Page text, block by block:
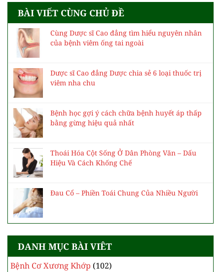
BÀI VIẾT CÙNG CHỦ ĐỀ
Cùng Dược sĩ Cao đẳng tìm hiểu nguyên nhân
của bệnh viêm ống tai ngoài
Dược sĩ Cao đẳng Dược chia sẻ 6 loại thuốc trị
viêm nha chu
Bệnh học gợi ý cách chữa bệnh huyết áp thấp
bằng gừng hiệu quả nhất
Thoái Hóa Cột Sống Ở Dân Phòng Văn – Dấu
Hiệu Và Cách Khống Chế
Đau Cổ – Phiền Toái Chung Của Nhiều Người
DANH MỤC BÀI VIÊT
Bệnh Cơ Xương Khớp (102)